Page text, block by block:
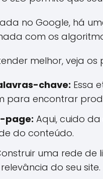
no Google, há
com os
melhor, veja os
chave: Essa
para encontrar
page: Aqui, cuido
do conteúdo.
uma rede de
do seu site.